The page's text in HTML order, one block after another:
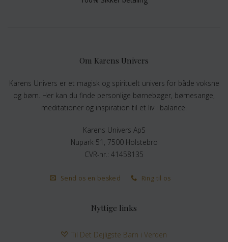
Om Karens Univers
Karens Univers er et magisk og spirituelt univers for både voksne
og børn. Her kan du finde personlige børnebøger, børnesange,
meditationer og inspiration til et liv i balance.
Karens Univers ApS
Nupark 51, 7500 Holstebro
CVR-nr.: 41458135
Send os en besked Ring til os
Nyttige links
Til Det Dejligste Barn i Verden